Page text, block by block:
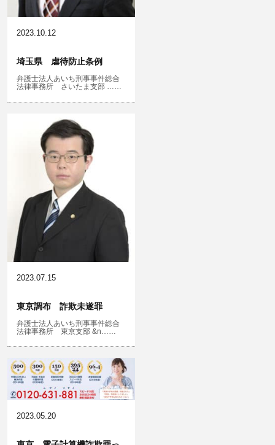
文書偽造・偽造文書行使
不正競争防止法
住居侵入等
名誉棄損・侮辱
2023.10.12
埼玉県 虐待防止条例
弁護士法人あいち刑事事件総合
法律事務所 さいたま支部 ……
2023.07.15
東京調布 詐欺未遂罪
弁護士法人あいち刑事事件総合
法律事務所 東京支部 &n……
2023.05.20